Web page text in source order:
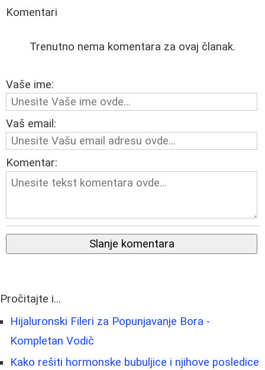
Komentari
Trenutno nema komentara za ovaj članak.
Vaše ime:
Vaš email:
Komentar:
Slanje komentara
Pročitajte i...
Hijaluronski Fileri za Popunjavanje Bora -
Kompletan Vodič
Kako rešiti hormonske bubuljice i njihove posledice